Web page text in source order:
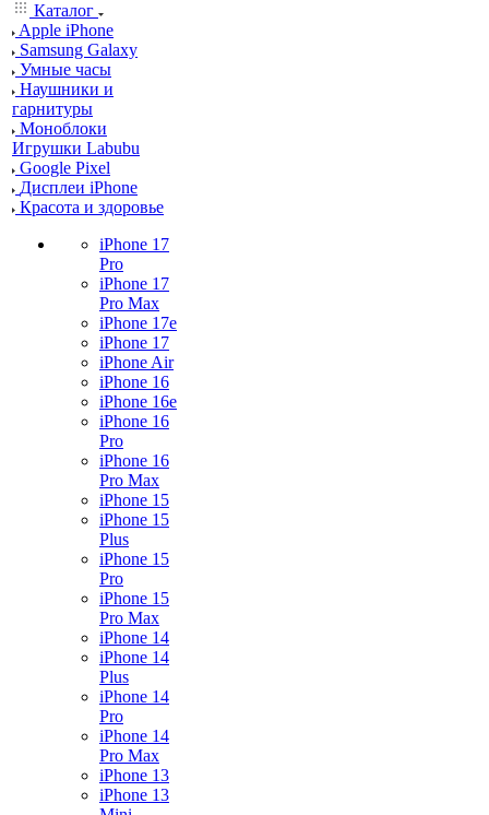
Каталог
Apple iPhone
Samsung Galaxy
Умные часы
Наушники и
гарнитуры
Моноблоки
Игрушки Labubu
Google Pixel
Дисплеи iPhone
Красота и здоровье
iPhone 17
Pro
iPhone 17
Pro Max
iPhone 17e
iPhone 17
iPhone Air
iPhone 16
iPhone 16e
iPhone 16
Pro
iPhone 16
Pro Max
iPhone 15
iPhone 15
Plus
iPhone 15
Pro
iPhone 15
Pro Max
iPhone 14
iPhone 14
Plus
iPhone 14
Pro
iPhone 14
Pro Max
iPhone 13
iPhone 13